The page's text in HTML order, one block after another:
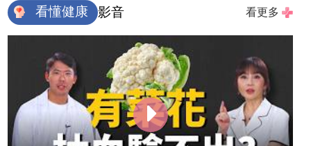
看懂健康 影音 看更多